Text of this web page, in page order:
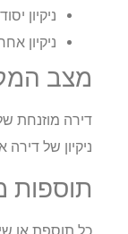
ניקיון
ניקיון
מצב
דירה מוזנחת
ניקיון של דירה
תוספות
כל תוספת או